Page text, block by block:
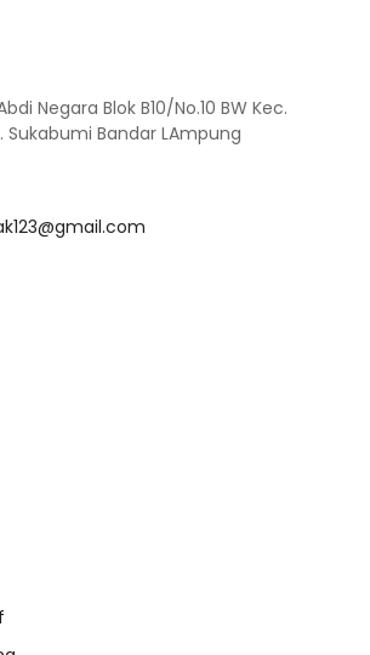
Negara Blok B10/No.10 BW Kec.
Sukabumi Bandar LAmpung